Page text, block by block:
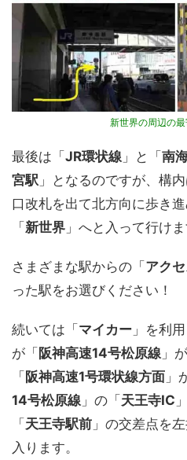
新世界の周辺の最
最後は「 JR環状線 」と「 南
宮駅 」となるのですが、構
口改札を出て北方向に歩き
「 新世界 」へと入って行けま
さまざまな駅からの「 アク
った駅をお選びください！
続いては「 マイカー 」を利
が「 阪神高速14号松原線 」
「 阪神高速1号環状線方面 」
14号松原線 」の「 天王寺IC
「 天王寺駅前 」の交差点を
入ります。